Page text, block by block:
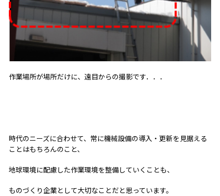
作業場所が場所だけに、遠目からの撮影です．．．
時代のニーズに合わせて、常に機械設備の導入・更新を見据える
ことはもちろんのこと、
地球環境に配慮した作業環境を整備していくことも、
ものづくり企業として大切なことだと思っています。